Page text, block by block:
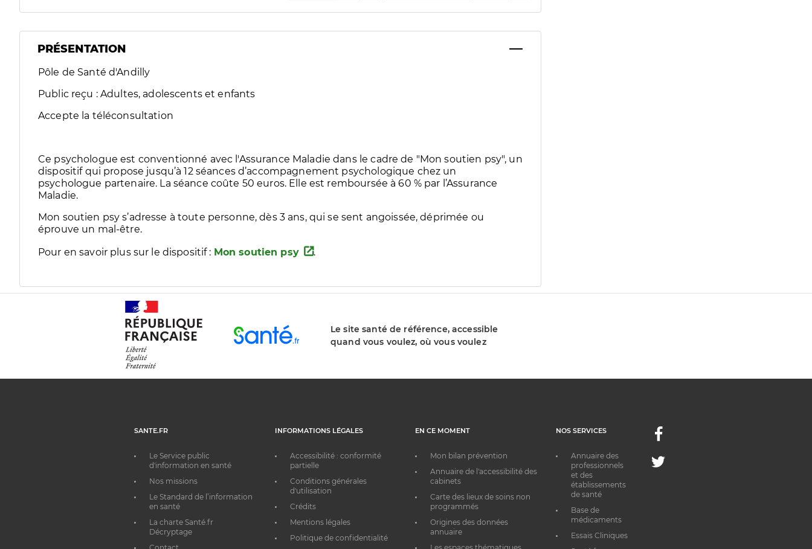
PRÉSENTATION
Pôle de Santé d'Andilly
Public reçu : Adultes, adolescents et enfants
Accepte la téléconsultation
Ce psychologue est conventionné avec l'Assurance Maladie dans le cadre de "Mon soutien psy", un
dispositif qui propose jusqu’à 12 séances d’accompagnement psychologique chez un
psychologue partenaire. La séance coûte 50 euros. Elle est remboursée à 60 % par l’Assurance
Maladie.
Mon soutien psy s’adresse à toute personne, dès 3 ans, qui se sent angoissée, déprimée ou
éprouve un mal-être.
Pour en savoir plus sur le dispositif : Mon soutien psy .
Le site santé de référence, accessible
quand vous voulez, où vous voulez
SANTE.FR
Le Service public
d'information en santé
Nos missions
Le Standard de l’information
en santé
La charte Santé.fr
Décryptage
INFORMATIONS LÉGALES
Accessibilité : conformité
partielle
Conditions générales
d'utilisation
Crédits
Mentions légales
Politique de confidentialité
EN CE MOMENT
Mon bilan prévention
Annuaire de l'accessibilité des
cabinets
Carte des lieux de soins non
programmés
Origines des données
annuaire
NOS SERVICES
Annuaire des
professionnels
et des
établissements
de santé
Base de
médicaments
Essais Cliniques
Facebook
Twitter